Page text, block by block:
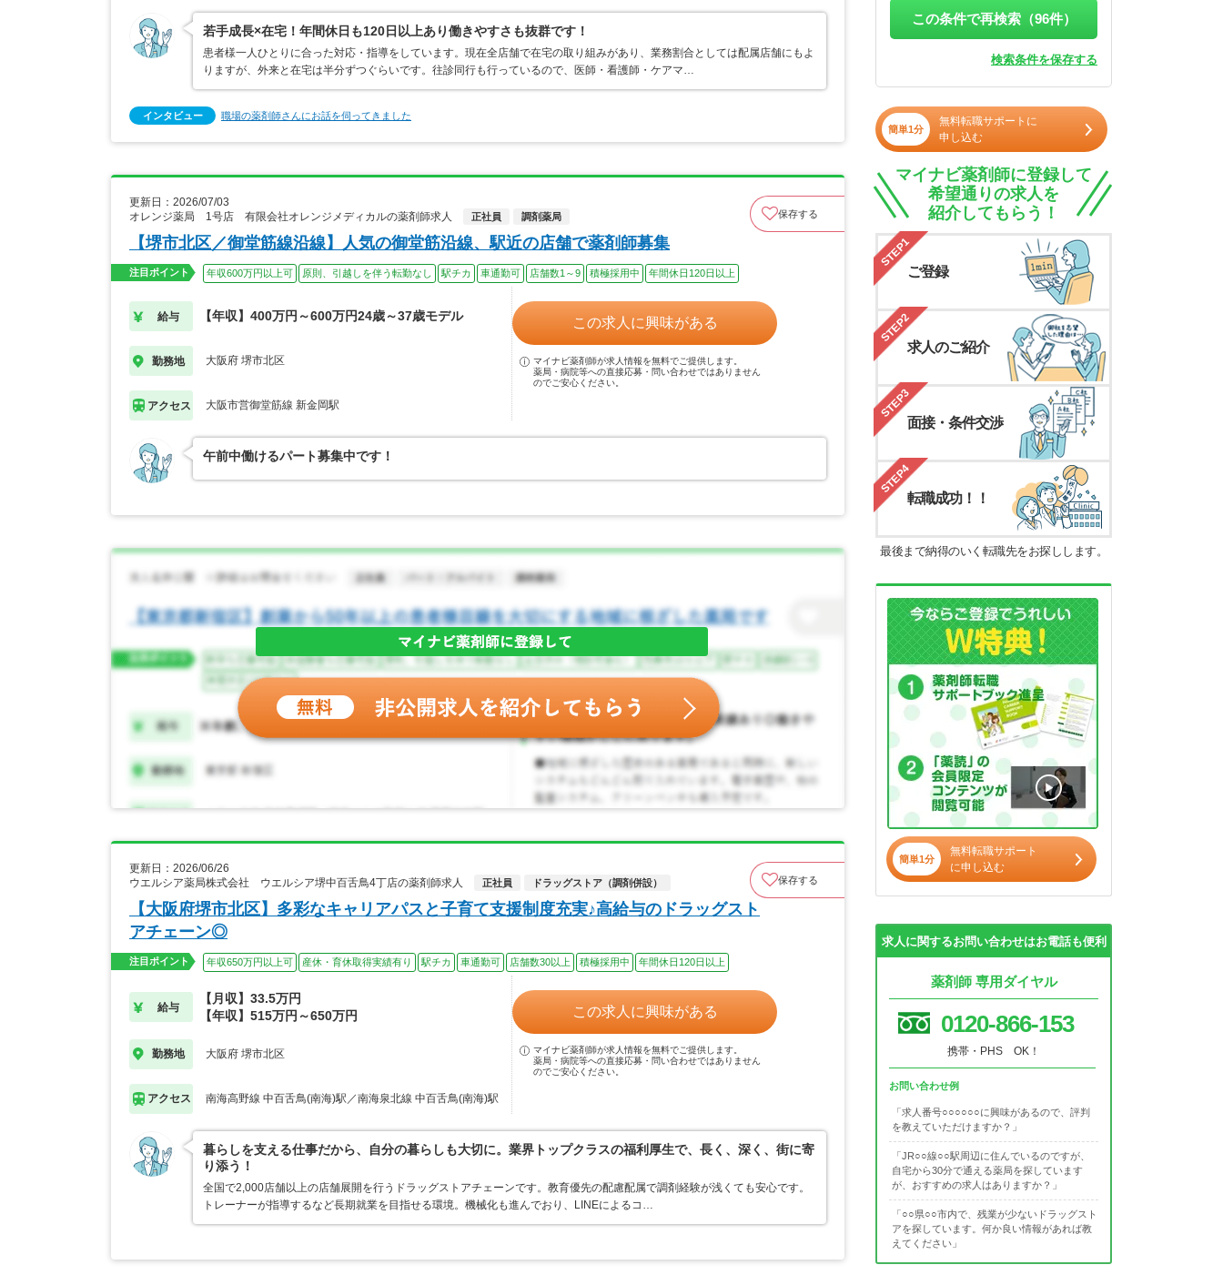
若手成長×在宅！年間休日も120日以上あり働きやすさも抜群です！
患者様一人ひとりに合った対応・指導をしています。現在全店舗で在宅の取り組みがあり、業務割合としては配属店舗にもよ
りますが、外来と在宅は半分ずつぐらいです。往診同行も行っているので、医師・看護師・ケアマ…
インタビュー 職場の薬剤師さんにお話を伺ってきました
更新日：2026/07/03
オレンジ薬局 1号店 有限会社オレンジメディカルの薬剤師求人
正社員 調剤薬局 保存する
【堺市北区／御堂筋線沿線】人気の御堂筋沿線、駅近の店舗で薬剤師募集
注目ポイント 年収600万円以上可 原則、引越しを伴う転勤なし 駅チカ 車通勤可 店舗数1～9 積極採用中 年間休日120日以上
給与 【年収】400万円～600万円24歳～37歳モデル
勤務地 大阪府 堺市北区
アクセス 大阪市営御堂筋線 新金岡駅
この求人に興味がある
マイナビ薬剤師が求人情報を無料でご提供します。
薬局・病院等への直接応募・問い合わせではありません
のでご安心ください。
午前中働けるパート募集中です！
更新日：2026/06/26
ウエルシア薬局株式会社 ウエルシア堺中百舌鳥4丁店の薬剤師求人
正社員 ドラッグストア（調剤併設） 保存する
【大阪府堺市北区】多彩なキャリアパスと子育て支援制度充実♪高給与のドラッグスト
アチェーン◎
注目ポイント 年収650万円以上可 産休・育休取得実績有り 駅チカ 車通勤可 店舗数30以上 積極採用中 年間休日120日以上
給与
【月収】33.5万円
【年収】515万円～650万円
勤務地 大阪府 堺市北区
アクセス 南海高野線 中百舌鳥(南海)駅／南海泉北線 中百舌鳥(南海)駅
この求人に興味がある
マイナビ薬剤師が求人情報を無料でご提供します。
薬局・病院等への直接応募・問い合わせではありません
のでご安心ください。
暮らしを支える仕事だから、自分の暮らしも大切に。業界トップクラスの福利厚生で、長く、深く、街に寄
り添う！
全国で2,000店舗以上の店舗展開を行うドラッグストアチェーンです。教育優先の配慮配属で調剤経験が浅くても安心です。
トレーナーが指導するなど長期就業を目指せる環境。機械化も進んでおり、LINEによるコ…
この条件で再検索（96件）
検索条件を保存する
簡単1分
無料転職サポートに
申し込む
マイナビ薬剤師に登録して
希望通りの求人を
紹介してもらう！
STEP1
ご登録
STEP2
求人のご紹介
STEP3
面接・条件交渉
STEP4
転職成功！！
最後まで納得のいく転職先をお探しします。
簡単1分
無料転職サポート
に申し込む
求人に関するお問い合わせはお電話も便利
薬剤師 専用ダイヤル
0120-866-153
携帯・PHS OK！
お問い合わせ例
「求人番号○○○○○○に興味があるので、評判
を教えていただけますか？」
「JR○○線○○駅周辺に住んでいるのですが、
自宅から30分で通える薬局を探しています
が、おすすめの求人はありますか？」
「○○県○○市内で、残業が少ないドラッグスト
アを探しています。何か良い情報があれば教
えてください」